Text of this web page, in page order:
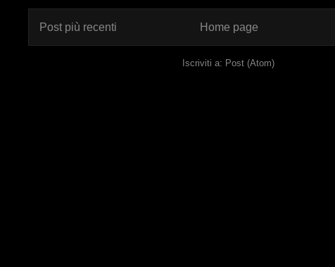
Post più recenti Home page
Iscriviti a: Post (Atom)